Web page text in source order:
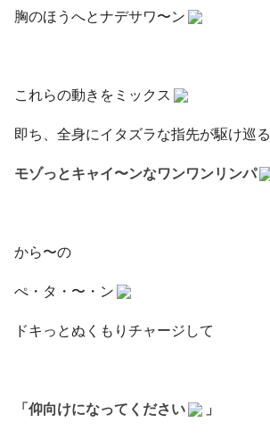
胸のほうへとナデサワ〜ン
これらの動きをミックス
即ち、全身にイタズラな指先が駆け巡る
モゾっとキャイ〜ンなワンワンリンパ
から〜の
ぺ・タ・〜・ン
ドキっとぬくもりチャージして
「仰向けになってください 」